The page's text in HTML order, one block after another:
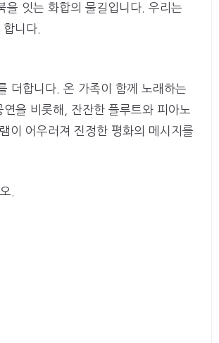
을 잇는 화합의 물길입니다. 우리는
니다.
더합니다. 온 가족이 함께 노래하는
을 비롯해, 잔잔한 플루트와 피아노
이 어우러져 진정한 평화의 메시지를
.